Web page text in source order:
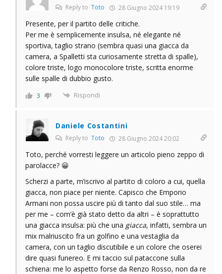
Reply to Toto 28 Giugno 2024 19:19
Presente, per il partito delle critiche.
Per me è semplicemente insulsa, né elegante né
sportiva, taglio strano (sembra quasi una giacca da
camera, a Spalletti sta curiosamente stretta di spalle),
colore triste, logo monocolore triste, scritta enorme
sulle spalle di dubbio gusto.
3 Rispondi
Daniele Costantini
Reply to Toto 28 Giugno 2024 20:02
Toto, perché vorresti leggere un articolo pieno zeppo di
parolacce? 😀
Scherzi a parte, m’iscrivo al partito di coloro a cui, quella
giacca, non piace per niente. Capisco che Emporio
Armani non possa uscire più di tanto dal suo stile… ma
per me – com’è già stato detto da altri – è soprattutto
una giacca insulsa: più che una giacca, infatti, sembra un
mix malriuscito fra un golfino e una vestaglia da
camera, con un taglio discutibile e un colore che oserei
dire quasi funereo. E mi taccio sul pataccone sulla
schiena: me lo aspetto forse da Renzo Rosso, non da re